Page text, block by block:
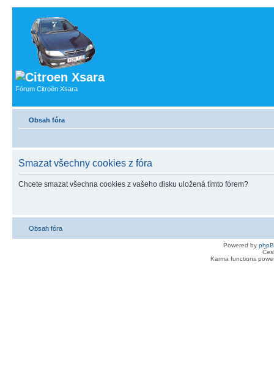
Fórum Citroën Xsara
Obsah fóra
Smazat všechny cookies z fóra
Chcete smazat všechna cookies z vašeho disku uložená tímto fórem?
Obsah fóra
Powered by
Karma functions